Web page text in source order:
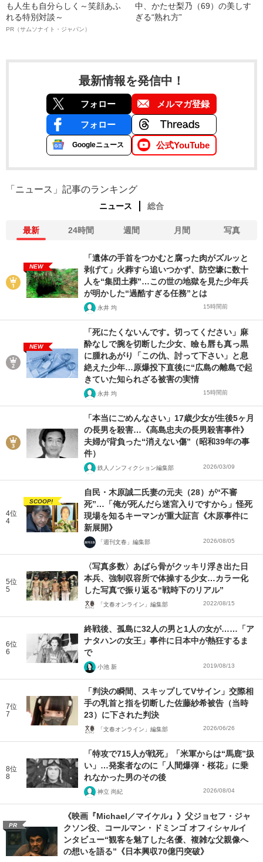
も人生も自分らしく～笑顔あふ
れる特別対談～
PR（サムソナイト・ジャパン）
中、かたせ梨乃（69）の美しす
ぎる“熟れ方”
最新情報を発信中！
フォロー メルマガ登録
フォロー
Googleニュース 公式YouTube
「ニュース」記事のランキング
ニュース 総合
最新 24時間 週間 月間 写真
NEW
「遺体の手首をつかむと腐った肉がズルッと
剥げて」火葬すら追いつかず、防空壕に数十
人を“集団土葬”…この世の地獄を見た少年兵
が明かした“過酷すぎる任務”とは
永井 均 15時間前
NEW
「死にたくないんです。切ってください」麻
酔なしで腕を切断した少女、瞼も唇も真っ黒
に腫れあがり「この仇、討って下さい」と息
絶えた少年…原爆投下直後に“広島の離島で起
きていた知られざる被害の実情
永井 均 15時間前
「本当にごめんなさい」17歳少女が生後5ヶ月
の長男を殺害…《高島忠夫の長男殺害事件》
夫婦が背負った“消えない傷”（昭和39年の事
件）
鉄人ノンフィクション編集部 2026/03/09
4位
4
SCOOP!
自民・木原誠二氏妻の元夫（28）が“不審
死”…「俺が死んだら迷宮入りですから」怪死
現場を知るキーマンが重大証言《木原事件に
新展開》
「週刊文春」編集部 2026/08/05
5位
5
〈写真多数〉あばら骨がクッキリ浮き出た日
本兵、強制収容所で体操する少女…カラー化
した写真で振り返る“戦時下のリアル”
「文春オンライン」編集部 2022/08/15
6位
6
終戦後、孤島に32人の男と1人の女が……「ア
ナタハンの女王」事件に日本中が熱狂するま
で
小池 新 2019/08/13
7位
7
「判決の瞬間、スキップしてVサイン」交際相
手の乳首と指を切断した佐藤紗希被告（当時
23）に下された判決
「文春オンライン」編集部 2026/06/26
8位
8
「特攻で715人が戦死」「米軍からは“馬鹿”扱
い」…発案者なのに「人間爆弾・桜花」に乗
れなかった男のその後
神立 尚紀 2026/08/04
PR
《映画『Michael／マイケル』》父ジョセフ・ジャ
クソン役、コールマン・ドミンゴ オフィシャルイ
ンタビュー“観客を魅了した名優、複雑な父親像へ
の想いを語る”《日本興収70億円突破》